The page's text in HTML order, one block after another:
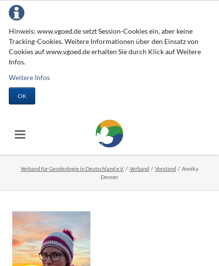
Hinweis: www.vgoed.de setzt Session-Cookies ein, aber keine
Tracking-Cookies. Weitere Informationen über den Einsatz von
Cookies auf www.vgoed.de erhalten Sie durch Klick auf Weitere
Infos.
Weitere Infos
OK
Verband für Geoökologie in Deutschland e.V. Verband Vorstand
Annika
Denner